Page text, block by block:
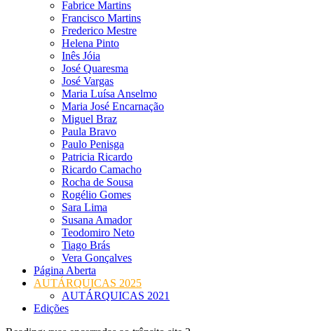
Fabrice Martins
Francisco Martins
Frederico Mestre
Helena Pinto
Inês Jóia
José Quaresma
José Vargas
Maria Luísa Anselmo
Maria José Encarnação
Miguel Braz
Paula Bravo
Paulo Penisga
Patricia Ricardo
Ricardo Camacho
Rocha de Sousa
Rogélio Gomes
Sara Lima
Susana Amador
Teodomiro Neto
Tiago Brás
Vera Gonçalves
Página Aberta
AUTÁRQUICAS 2025
AUTÁRQUICAS 2021
Edições